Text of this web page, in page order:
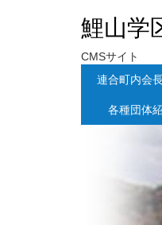
鯉山学
CMSサイト
連合町内会
各種団体